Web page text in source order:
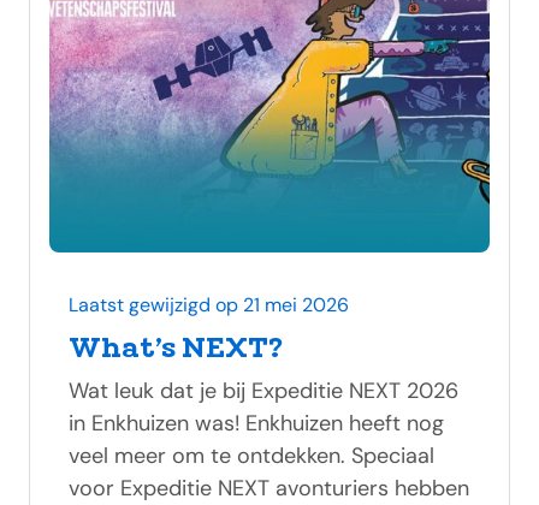
What’s NEXT?
Laatst gewijzigd op 21 mei 2026
Wat leuk dat je bij Expeditie NEXT 2026
in Enkhuizen was! Enkhuizen heeft nog
veel meer om te ontdekken. Speciaal
voor Expeditie NEXT avonturiers hebben